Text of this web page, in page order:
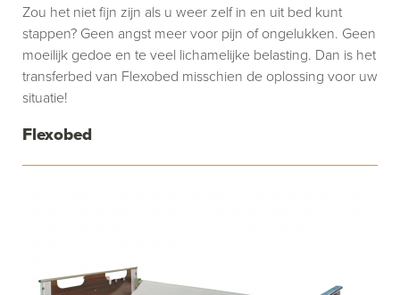
Flexobed
Zou het niet fijn zijn als u weer zelf in en uit bed kunt
stappen? Geen angst meer voor pijn of ongelukken. Geen
moeilijk gedoe en te veel lichamelijke belasting. Dan is het
transferbed van Flexobed misschien de oplossing voor uw
situatie!